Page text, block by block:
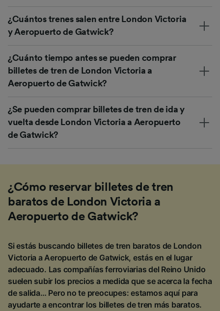
¿Cuántos trenes salen entre London Victoria
y Aeropuerto de Gatwick?
¿Cuánto tiempo antes se pueden comprar
billetes de tren de London Victoria a
Aeropuerto de Gatwick?
¿Se pueden comprar billetes de tren de ida y
vuelta desde London Victoria a Aeropuerto
de Gatwick?
¿Cómo reservar billetes de tren
baratos de London Victoria a
Aeropuerto de Gatwick?
Si estás buscando billetes de tren baratos de London
Victoria a Aeropuerto de Gatwick, estás en el lugar
adecuado. Las compañías ferroviarias del Reino Unido
suelen subir los precios a medida que se acerca la fecha
de salida… Pero no te preocupes: estamos aquí para
ayudarte a encontrar los billetes de tren más baratos.